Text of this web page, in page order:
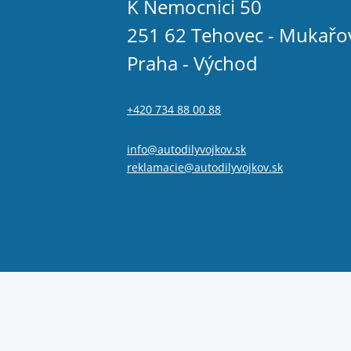
K Nemocnici 50
251 62 Tehovec -
Praha - Východ
+420 734 88 00 88
info@autodilyvojkov.sk
reklamacie@autodilyvojkov.sk